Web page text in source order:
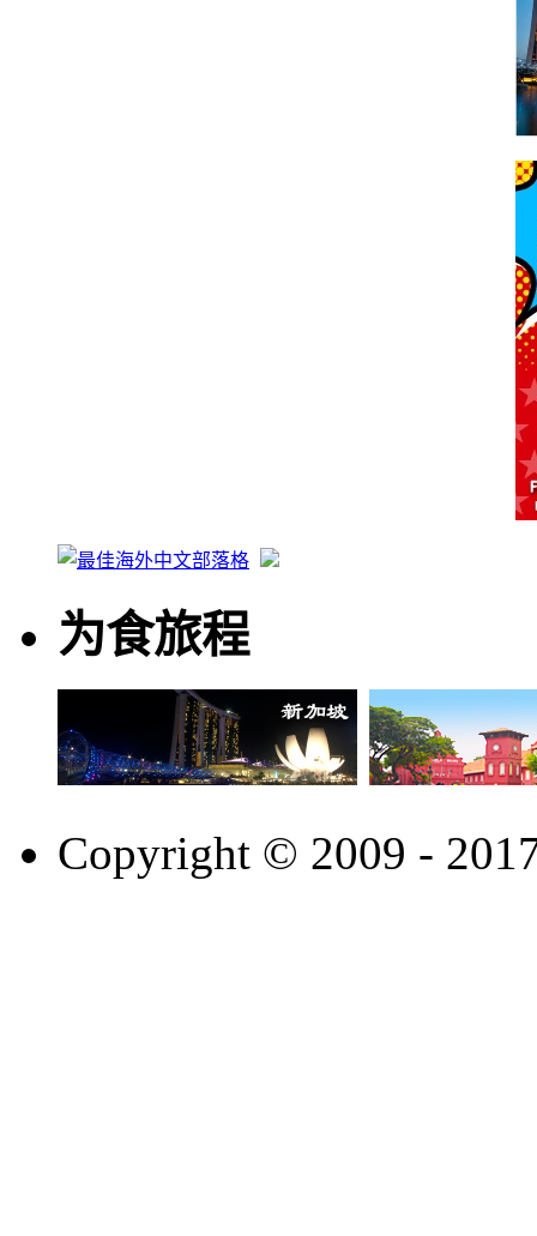
为食旅程
Copyright © 2009 -